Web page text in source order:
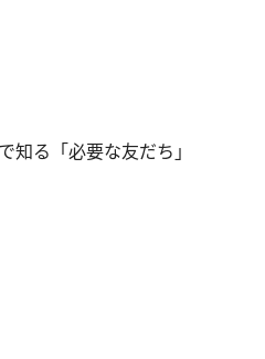
る「必要な友だち」